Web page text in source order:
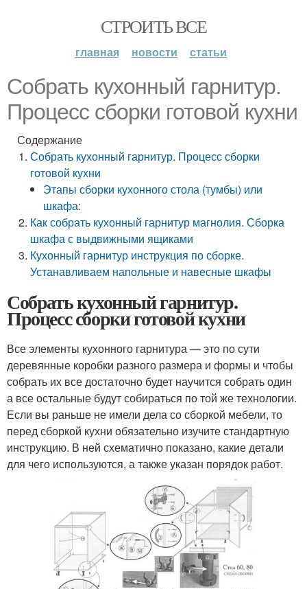
СТРОИТЬ ВСЕ
главная новости статьи
Собрать кухонный гарнитур.
Процесс сборки готовой кухни
Содержание
Собрать кухонный гарнитур. Процесс сборки
готовой кухни
Этапы сборки кухонного стола (тумбы) или
шкафа:
Как собрать кухонный гарнитур магнолия. Сборка
шкафа с выдвижными ящиками
Кухонный гарнитур инструкция по сборке.
Устанавливаем напольные и навесные шкафы
Собрать кухонный гарнитур.
Процесс сборки готовой кухни
Все элементы кухонного гарнитура — это по сути
деревянные коробки разного размера и формы и чтобы
собрать их все достаточно будет научится собрать один
а все остальные будут собираться по той же технологии.
Если вы раньше не имели дела со сборкой мебели, то
перед сборкой кухни обязательно изучите стандартную
инструкцию. В ней схематично показано, какие детали
для чего используются, а также указан порядок работ.